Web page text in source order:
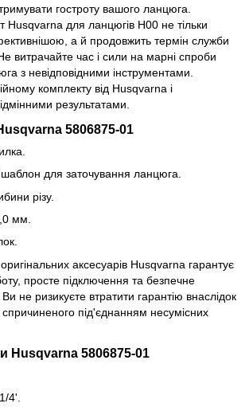
гостроту вашого ланцюга.
Husqvarna для ланцюгів H00 не тільки
а й продовжить термін служби
витрачайте час і сили на марні спроби
з невідповідними інструментами.
комплекту від Husqvarna і
результатами.
5806875-01
для заточування ланцюга.
різу.
мм.
аксесуарів Husqvarna гарантує
просте підключення та безпечне
не ризикуєте втратити гарантію внаслідок
під'єднанням несумісних
Husqvarna 5806875-01
4'.